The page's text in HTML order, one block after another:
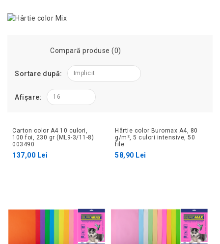
Compară produse (0)
Sortare după: Implicit
Afișare: 16
Carton color A4 10 culori,
100 foi, 230 gr (ML9-3/11-8)
003490
137,00 Lei
Hârtie color Buromax A4, 80
g/m², 5 culori intensive, 50
file
58,90 Lei